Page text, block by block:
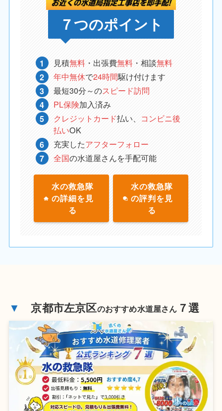
７つのポイント
見積無料 ・出張費無料 ・相談無料
年中無休で24時間駆け付けます
最短30分～のスピード訪問
PL保険加入済み
クレジットカード払い、 コンビニ後
払いOK
充実したアフターフォロー
全国の水道屋さんを手配可能
水の救急隊
の詳細を見
る
水の救急隊
の評判を見
る
▼ 京都市左京区のおすすめ水道屋さん ７選